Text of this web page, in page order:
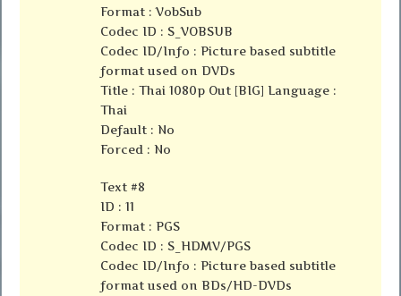
Format : VobSub
Codec ID : S_VOBSUB
Codec ID/Info : Picture based subtitle
format used on DVDs
Title : Thai 1080p Out [BIG] Language :
Thai
Default : No
Forced : No
Text #8
ID : 11
Format : PGS
Codec ID : S_HDMV/PGS
Codec ID/Info : Picture based subtitle
format used on BDs/HD-DVDs